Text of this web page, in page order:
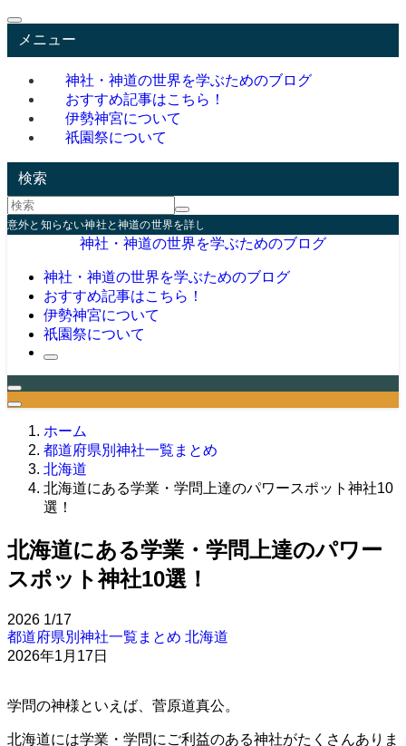
メニュー
神社・神道の世界を学ぶためのブログ
おすすめ記事はこちら！
伊勢神宮について
祇園祭について
検索
意外と知らない神社と神道の世界を詳しく学んでみませんか？
神社・神道の世界を学ぶためのブログ
神社・神道の世界を学ぶためのブログ
おすすめ記事はこちら！
伊勢神宮について
祇園祭について
ホーム
都道府県別神社一覧まとめ
北海道
北海道にある学業・学問上達のパワースポット神社10
選！
北海道にある学業・学問上達のパワー
スポット神社10選！
2026 1/17
都道府県別神社一覧まとめ 北海道
2026年1月17日
学問の神様といえば、菅原道真公。
北海道には学業・学問にご利益のある神社がたくさんありま